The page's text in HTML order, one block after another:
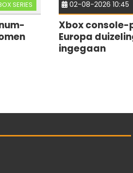
SERIES 02-08-2026 10:45
Xbox console-
Europa
ingegaan